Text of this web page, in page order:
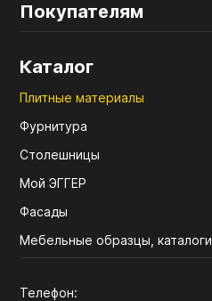
Покупателям
Каталог
Плитные материалы
Фурнитура
Столешницы
Мой ЭГГЕР
Фасады
Мебельные образцы, каталоги
Телефон: